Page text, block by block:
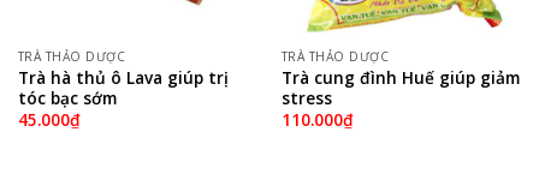
TRÀ THẢO DƯỢC
Trà hà thủ ô Lava giúp trị
tóc bạc sớm
45.000₫
TRÀ THẢO DƯỢC
Trà cung đình Huế giúp giảm
stress
110.000₫